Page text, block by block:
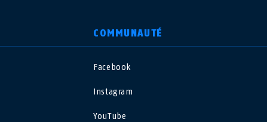
COMMUNAUTÉ
Facebook
Instagram
YouTube
Nederland